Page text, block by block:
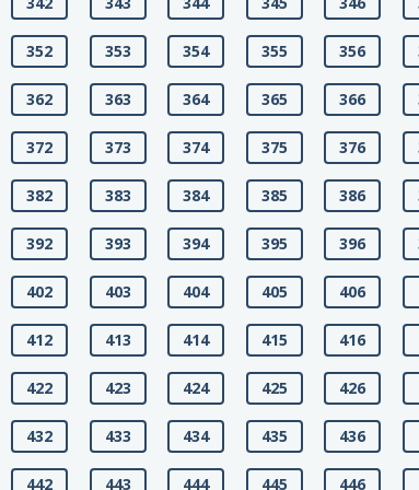
352 353 354 355 356
362 363 364 365 366
372 373 374 375 376
382 383 384 385 386
392 393 394 395 396
402 403 404 405 406
412 413 414 415 416
422 423 424 425 426
432 433 434 435 436
442 443 444 445 446